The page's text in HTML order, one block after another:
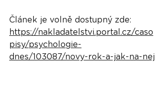
Článek je volně dostupný zde:
https://nakladatelstvi.portal.cz/caso
pisy/psychologie-
dnes/103087/novy-rok-a-jak-na-nej